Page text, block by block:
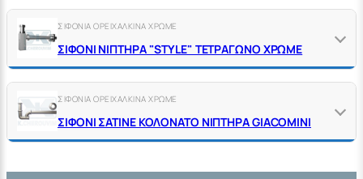
ΣΙΦΟΝΙΑ ΟΡΕΙΧΑΛΚΙΝΑ ΧΡΩΜΕ
ΣΙΦΟΝΙ ΝΙΠΤΗΡΑ "SΤΥLΕ" ΤΕΤΡΑΓΩΝΟ ΧΡΩΜΕ
ΣΙΦΟΝΙΑ ΟΡΕΙΧΑΛΚΙΝΑ ΧΡΩΜΕ
ΣΙΦΟΝΙ ΣΑΤΙΝΕ ΚΟΛΟΝΑΤΟ ΝΙΠΤΗΡΑ GΙΑCΟΜΙΝΙ